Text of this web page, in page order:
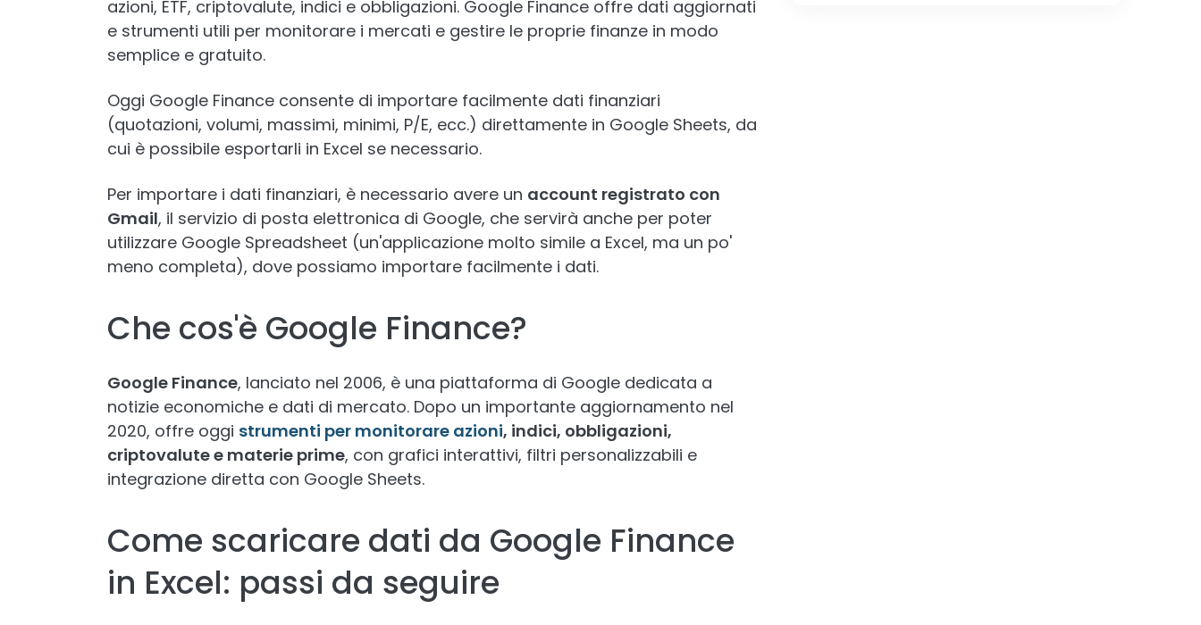
azioni, ETF, criptovalute, indici e obbligazioni. Google Finance offre dati aggiornati
e strumenti utili per monitorare i mercati e gestire le proprie finanze in modo
semplice e gratuito.
Oggi Google Finance consente di importare facilmente dati finanziari
(quotazioni, volumi, massimi, minimi, P/E, ecc.) direttamente in Google Sheets, da
cui è possibile esportarli in Excel se necessario.
Per importare i dati finanziari, è necessario avere un account registrato con
Gmail, il servizio di posta elettronica di Google, che servirà anche per poter
utilizzare Google Spreadsheet (un'applicazione molto simile a Excel, ma un po'
meno completa), dove possiamo importare facilmente i dati.
Che cos'è Google Finance?
Google Finance, lanciato nel 2006, è una piattaforma di Google dedicata a
notizie economiche e dati di mercato. Dopo un importante aggiornamento nel
2020, offre oggi strumenti per monitorare azioni, indici, obbligazioni,
criptovalute e materie prime, con grafici interattivi, filtri personalizzabili e
integrazione diretta con Google Sheets.
Come scaricare dati da Google Finance
in Excel: passi da seguire